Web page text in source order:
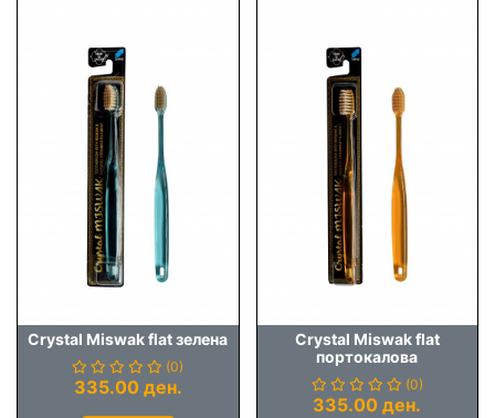
Crystal Miswak flat зелена
(0)
335.00 ден.
Crystal Miswak flat
портокалова
(0)
335.00 ден.